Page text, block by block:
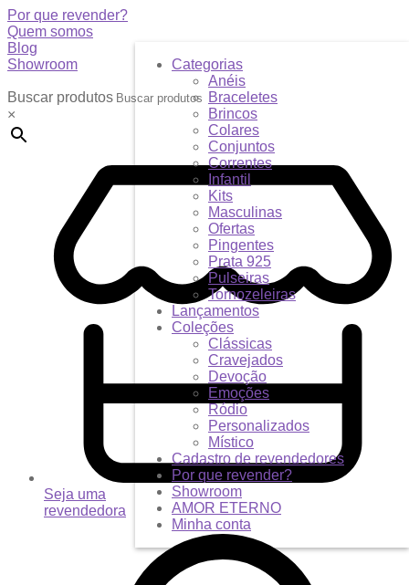
Por que revender?
Quem somos
Blog
Showroom
Buscar produtos
×
Seja uma
revendedora
Categorias
Anéis
Braceletes
Brincos
Colares
Conjuntos
Correntes
Infantil
Kits
Masculinas
Ofertas
Pingentes
Prata 925
Pulseiras
Tornozeleiras
Lançamentos
Coleções
Clássicas
Cravejados
Devoção
Emoções
Ródio
Personalizados
Místico
Cadastro de revendedores
Por que revender?
Showroom
AMOR ETERNO
Minha conta